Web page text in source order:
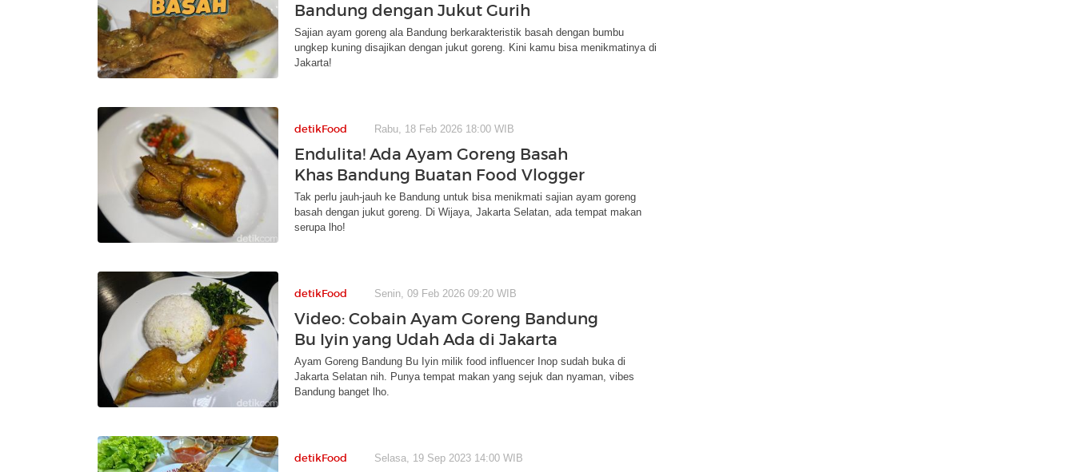
Bandung dengan Jukut Gurih
Sajian ayam goreng ala Bandung berkarakteristik basah dengan bumbu
ungkep kuning disajikan dengan jukut goreng. Kini kamu bisa menikmatinya di
Jakarta!
detikFood Rabu, 18 Feb 2026 18:00 WIB
Endulita! Ada Ayam Goreng Basah
Khas Bandung Buatan Food Vlogger
Tak perlu jauh-jauh ke Bandung untuk bisa menikmati sajian ayam goreng
basah dengan jukut goreng. Di Wijaya, Jakarta Selatan, ada tempat makan
serupa lho!
detikFood Senin, 09 Feb 2026 09:20 WIB
Video: Cobain Ayam Goreng Bandung
Bu Iyin yang Udah Ada di Jakarta
Ayam Goreng Bandung Bu Iyin milik food influencer Inop sudah buka di
Jakarta Selatan nih. Punya tempat makan yang sejuk dan nyaman, vibes
Bandung banget lho.
detikFood Selasa, 19 Sep 2023 14:00 WIB